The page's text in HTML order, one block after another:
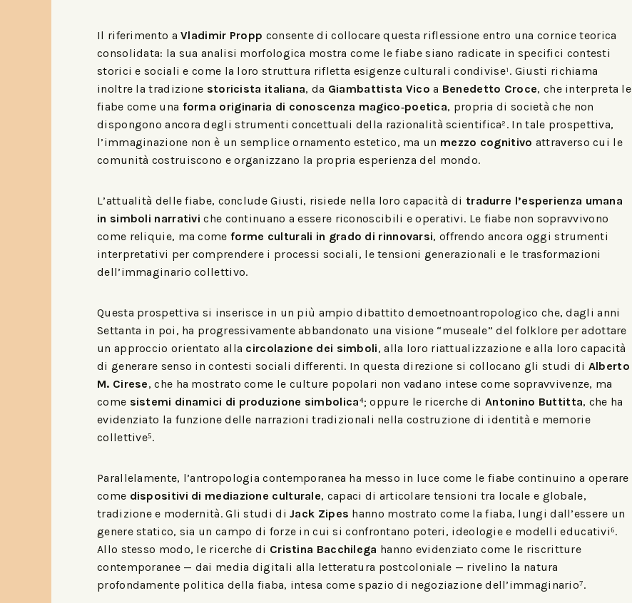
Il riferimento aVladimir Propp consente di collocare questa riflessione entro una cornice teorica
consolidata: la sua analisi morfologica mostra come le fiabe siano radicate in specifici contesti
storici e sociali e come la loro struttura rifletta esigenze culturali condivise¹. Giusti richiama
inoltre la tradizione storicista italiana, da Giambattista Vico a Benedetto Croce, che interpreta le
fiabe come una forma originaria di conoscenza magico‑poetica, propria di società che non
dispongono ancora degli strumenti concettuali della razionalità scientifica². In tale prospettiva,
l’immaginazione non è un semplice ornamento estetico, ma un mezzo cognitivo attraverso cui le
comunità costruiscono e organizzano la propria esperienza del mondo.
L’attualità delle fiabe, conclude Giusti, risiede nella loro capacità di tradurre l’esperienza umana
in simboli narrativi che continuano a essere riconoscibili e operativi. Le fiabe non sopravvivono
come reliquie, ma come forme culturali in grado di rinnovarsi, offrendo ancora oggi strumenti
interpretativi per comprendere i processi sociali, le tensioni generazionali e le trasformazioni
dell’immaginario collettivo.
Questa prospettiva si inserisce in un più ampio dibattito demoetnoantropologico che, dagli anni
Settanta in poi, ha progressivamente abbandonato una visione “museale” del folklore per adottare
un approccio orientato alla circolazione dei simboli, alla loro riattualizzazione e alla loro capacità
di generare senso in contesti sociali differenti. In questa direzione si collocano gli studi di Alberto
M. Cirese, che ha mostrato come le culture popolari non vadano intese come sopravvivenze, ma
come sistemi dinamici di produzione simbolica⁴; oppure le ricerche di Antonino Buttitta, che ha
evidenziato la funzione delle narrazioni tradizionali nella costruzione di identità e memorie
collettive⁵.
Parallelamente, l’antropologia contemporanea ha messo in luce come le fiabe continuino a operare
come dispositivi di mediazione culturale, capaci di articolare tensioni tra locale e globale,
tradizione e modernità. Gli studi diJack Zipes hanno mostrato come la fiaba, lungi dall’essere un
genere statico, sia un campo di forze in cui si confrontano poteri, ideologie e modelli educativi⁶.
Allo stesso modo, le ricerche di Cristina Bacchilega hanno evidenziato come le riscritture
contemporanee — dai media digitali alla letteratura postcoloniale — rivelino la natura
profondamente politica della fiaba, intesa come spazio di negoziazione dell’immaginario⁷.